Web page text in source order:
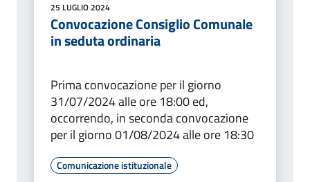
25 LUGLIO 2024
Convocazione Consiglio Comunale
in seduta ordinaria
Prima convocazione per il giorno
31/07/2024 alle ore 18:00 ed,
occorrendo, in seconda convocazione
per il giorno 01/08/2024 alle ore 18:30
Comunicazione istituzionale